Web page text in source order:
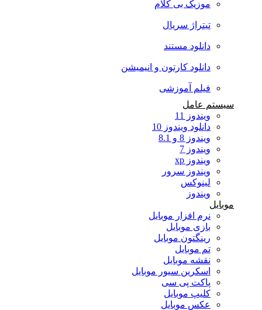
موزیک بی کلام
تیتراژ سریال
دانلود مستند
دانلود کارتون و انیمیشن
فیلم آموزشی
سیستم عامل
ویندوز 11
دانلود ویندوز 10
ویندوز 8 و 8.1
ویندوز 7
ویندوز xp
ویندوز سرور
لینوکس
ویندوز
موبایل
نرم افزار موبایل
بازی موبایل
رینگتون موبایل
تم موبایل
نقشه موبایل
اسکرین سیور موبایل
پاکت پی سی
کلیپ موبایل
عکس موبایل